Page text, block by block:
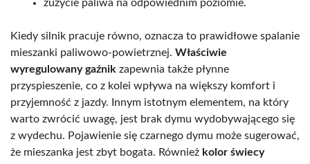
zużycie paliwa na odpowiednim poziomie.
Kiedy silnik pracuje równo, oznacza to prawidłowe spalanie
mieszanki paliwowo-powietrznej. Właściwie
wyregulowany gaźnik zapewnia także płynne
przyspieszenie, co z kolei wpływa na większy komfort i
przyjemność z jazdy. Innym istotnym elementem, na który
warto zwrócić uwagę, jest brak dymu wydobywającego się
z wydechu. Pojawienie się czarnego dymu może sugerować,
że mieszanka jest zbyt bogata. Również kolor świecy